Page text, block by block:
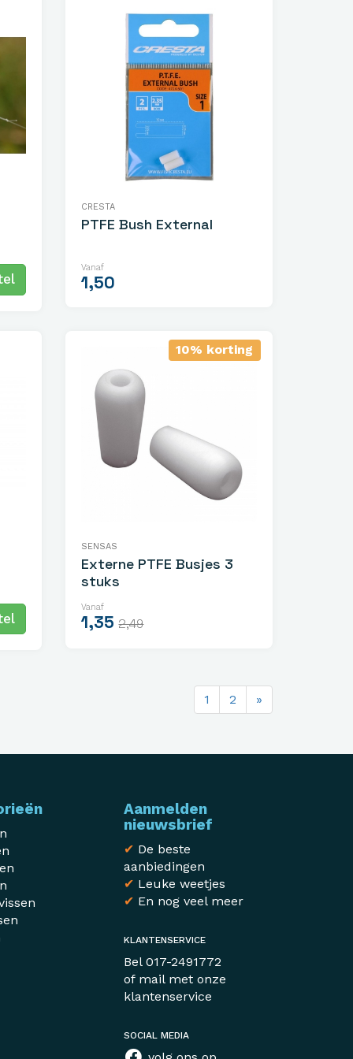
CRESTA
PTFE Bush External
Vanaf
1,50
10% korting
SENSAS
Externe PTFE Busjes 3
stuks
Vanaf
1,352,49
1 2 »
Aanmelden
nieuwsbrief
✔ De beste
aanbiedingen
✔ Leuke weetjes
✔ En nog veel meer
KLANTENSERVICE
Bel 017-2491772
of mail met onze
klantenservice
SOCIAL MEDIA